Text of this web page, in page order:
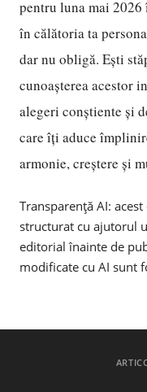
pentru luna mai
în călătoria ta
dar nu obligă. Ești
cunoașterea acestor
alegeri conștiente și
care îți aduce
armonie, creștere și
Transparență AI:
structurat cu ajutorul
editorial înainte de
modificate cu AI sunt